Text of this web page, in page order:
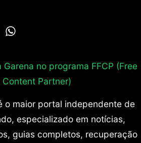
no programa FFCP (Free
Content Partner)
o maior portal independente de
especializado em notícias,
guias completos, recuperação